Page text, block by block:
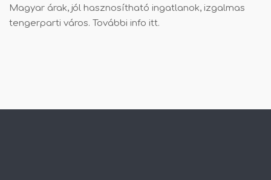
Magyar árak, jól hasznosítható ingatlanok, izgalmas
tengerparti város. További info itt.